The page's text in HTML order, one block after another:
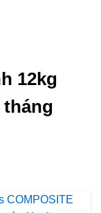
12kg